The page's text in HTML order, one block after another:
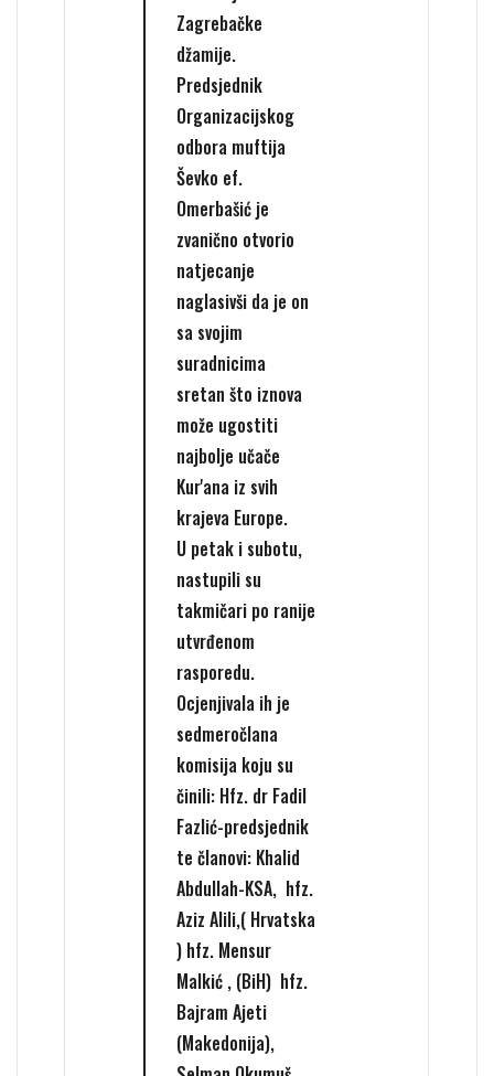
Zagrebačke
džamije.
Predsjednik
Organizacijskog
odbora muftija
Ševko ef.
Omerbašić je
zvanično otvorio
natjecanje
naglasivši da je on
sa svojim
suradnicima
sretan što iznova
može ugostiti
najbolje učače
Kur'ana iz svih
krajeva Europe.
U petak i subotu,
nastupili su
takmičari po ranije
utvrđenom
rasporedu.
Ocjenjivala ih je
sedmeročlana
komisija koju su
činili: Hfz. dr Fadil
Fazlić-predsjednik
te članovi: Khalid
Abdullah-KSA, hfz.
Aziz Alili,( Hrvatska
) hfz. Mensur
Malkić , (BiH) hfz.
Bajram Ajeti
(Makedonija),